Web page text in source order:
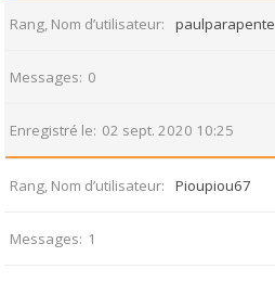
Rang, Nom d’utilisateur paulparapente
Messages 0
Enregistré le 02 sept. 2020 10:25
Rang, Nom d’utilisateur Pioupiou67
Messages 1